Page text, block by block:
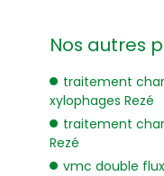
Nos autres
traitement
xylophages Rezé
traitement
Rezé
vmc double